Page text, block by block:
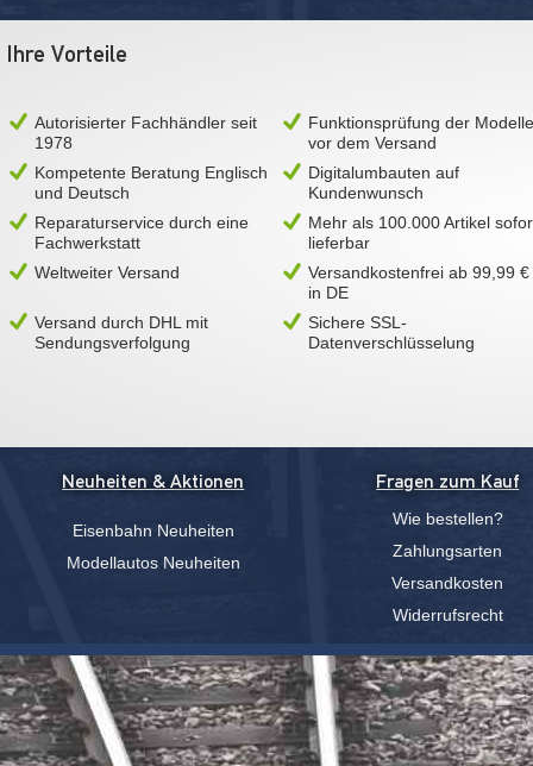
Ihre Vorteile
Autorisierter Fachhändler seit
1978
Funktionsprüfung der Modelle
vor dem Versand
Kompetente Beratung Englisch
und Deutsch
Digitalumbauten auf
Kundenwunsch
Reparaturservice durch eine
Fachwerkstatt
Mehr als 100.000 Artikel
lieferbar
Weltweiter Versand
Versandkostenfrei ab 99,99 €
in DE
Versand durch DHL mit
Sendungsverfolgung
Sichere SSL-
Datenverschlüsselung
Neuheiten & Aktionen
Eisenbahn Neuheiten
Modellautos Neuheiten
Fragen zum Kauf
Wie bestellen?
Zahlungsarten
Versandkosten
Widerrufsrecht